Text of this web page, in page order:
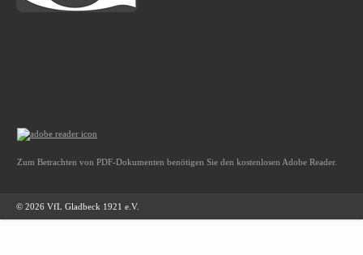
Zum Betrachten von PDF-Dokumenten benötigen Sie den kostenlosen Adobe Reader.
© 2026 VfL Gladbeck 1921 e.V.